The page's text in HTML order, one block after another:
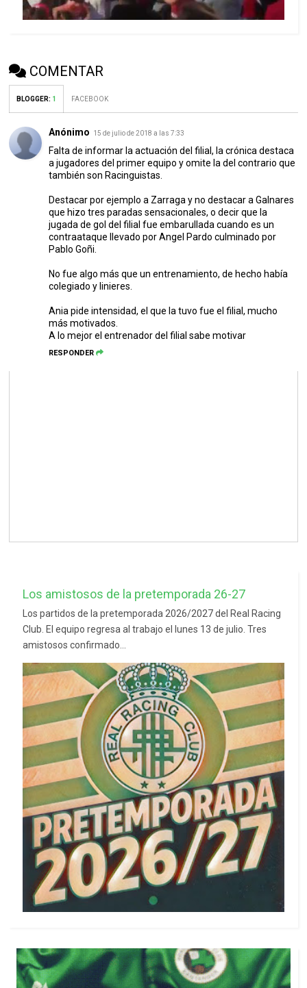
COMENTAR
BLOGGER: 1 FACEBOOK
Anónimo 15 de julio de 2018 a las 7:33
Falta de informar la actuación del filial, la crónica destaca
a jugadores del primer equipo y omite la del contrario que
también son Racinguistas.
Destacar por ejemplo a Zarraga y no destacar a Galnares
que hizo tres paradas sensacionales, o decir que la
jugada de gol del filial fue embarullada cuando es un
contraataque llevado por Angel Pardo culminado por
Pablo Goñi.
No fue algo más que un entrenamiento, de hecho había
colegiado y linieres.
Ania pide intensidad, el que la tuvo fue el filial, mucho
más motivados.
A lo mejor el entrenador del filial sabe motivar
RESPONDER
Los amistosos de la pretemporada 26-27
Los partidos de la pretemporada 2026/2027 del Real Racing
Club. El equipo regresa al trabajo el lunes 13 de julio. Tres
amistosos confirmado...